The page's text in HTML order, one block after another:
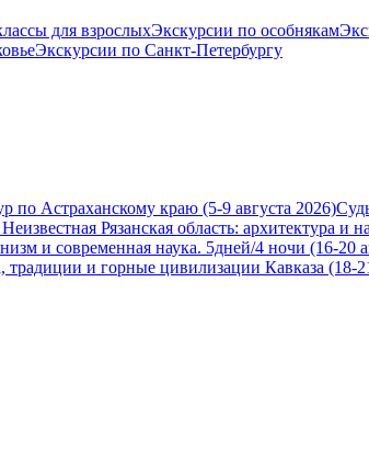
для взрослыхЭкскурсии по особнякам
Экскурсии по Санкт-Петербургу
по Астраханскому краю (5-9 августа 2026)
Неизвестная Рязанская область: архитектура
и современная наука. 5дней/4 ночи (16-20
и горные цивилизации Кавказа (18-